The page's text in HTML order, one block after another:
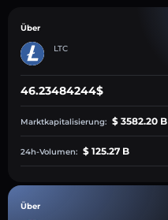
Über
LTC
46.23484244$
Marktkapitalisierung: $ 3582.20 B
24h-Volumen: $ 125.27 B
Über